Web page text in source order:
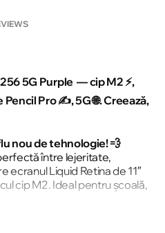
5G Purple — cip M2 ⚡,
Pro ✍️, 5G 🌐. Creează,
nou de tehnologie! 💨
între lejeritate,
ecranul Liquid Retina de 11″
cip M2. Ideal pentru școală,